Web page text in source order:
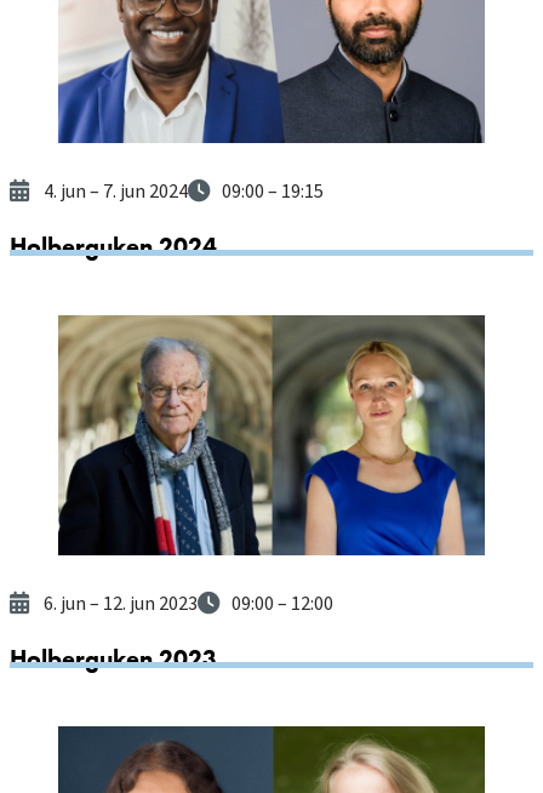
4. jun– 7. jun 2024 09:00– 19:15
Holberguken 2024
6. jun– 12. jun 2023 09:00– 12:00
Holberguken 2023